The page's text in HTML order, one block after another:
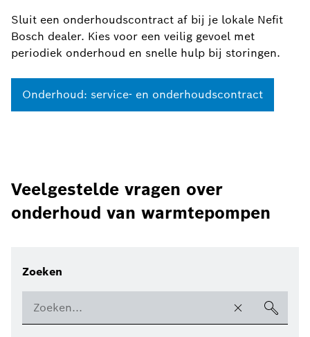
Sluit een onderhoudscontract af bij je lokale Nefit
Bosch dealer. Kies voor een veilig gevoel met
periodiek onderhoud en snelle hulp bij storingen.
Onderhoud: service- en onderhoudscontract
Veelgestelde vragen over
onderhoud van warmtepompen
Zoeken